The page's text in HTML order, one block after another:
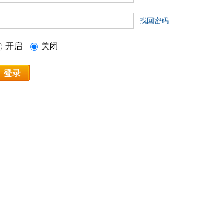
找回密码
开启 关闭
登录